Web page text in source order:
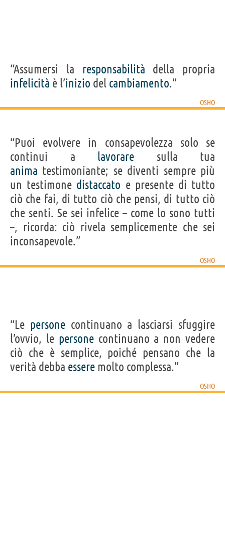
“Assumersi la responsabilità della propria
infelicità è l’inizio del cambiamento.”
OSHO
“Puoi evolvere in consapevolezza solo se
continui a lavorare sulla tua
anima testimoniante; se diventi sempre più
un testimone distaccato e presente di tutto
ciò che fai, di tutto ciò che pensi, di tutto ciò
che senti. Se sei infelice – come lo sono tutti
–, ricorda: ciò rivela semplicemente che sei
inconsapevole.”
OSHO
“Le personecontinuano a lasciarsi sfuggire
l’ovvio, le personecontinuano a non vedere
ciò che è semplice, poiché pensano che la
verità debba essere molto complessa.”
OSHO